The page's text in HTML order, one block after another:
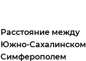
Расстояние между
Южно-Сахалинском
Симферополем